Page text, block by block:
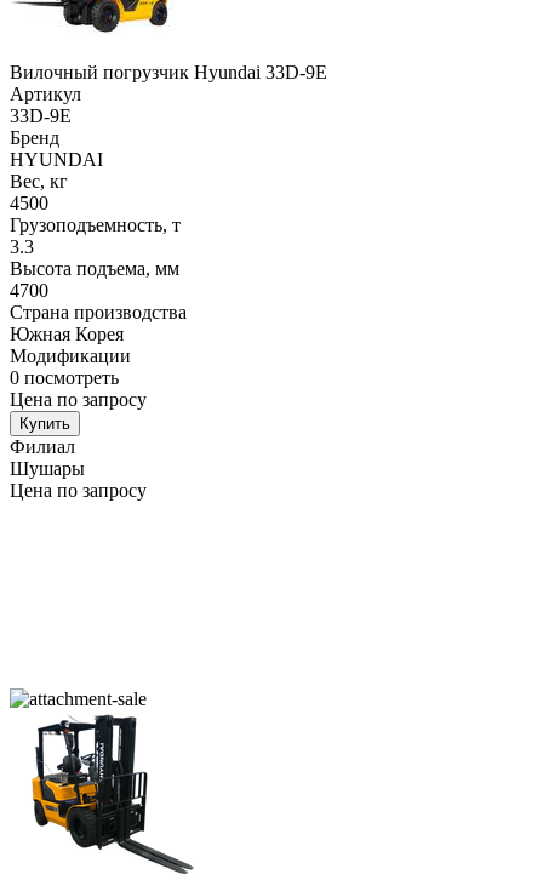
Вилочный погрузчик Hyundai 33D-9E
Артикул
33D-9E
Бренд
HYUNDAI
Вес, кг
4500
Грузоподъемность, т
3.3
Высота подъема, мм
4700
Страна производства
Южная Корея
Модификации
0 посмотреть
Цена по запросу
Купить
Филиал
Шушары
Цена по запросу